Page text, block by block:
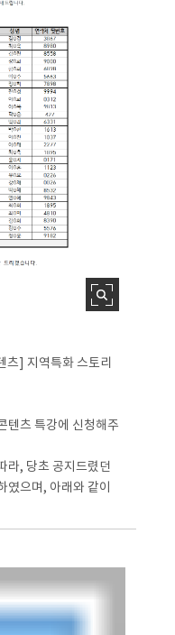
츠] 지역특화 스토리
텐츠 특강에 신청해주
라, 당초 공지드렸던
였으며, 아래와 같이